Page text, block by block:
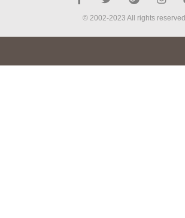
© 2002-2023 All rights reserved